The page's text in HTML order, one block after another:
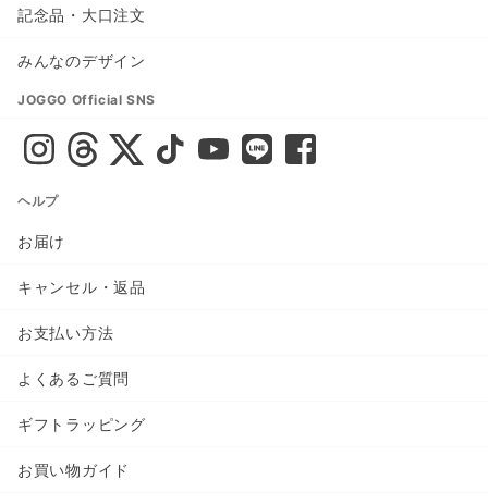
記念品・大口注文
みんなのデザイン
JOGGO Official SNS
ヘルプ
お届け
キャンセル・返品
お支払い方法
よくあるご質問
ギフトラッピング
お買い物ガイド